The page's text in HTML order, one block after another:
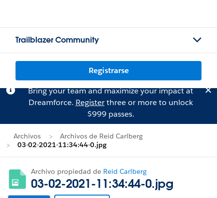
Trailblazer Community
Registrarse
Bring your team and maximize your impact at
Dreamforce. Registerthree or more to unlock
$999 passes.
Archivos
Archivos de Reid Carlberg
03-02-2021-11:34:44-0.jpg
Archivo propiedad de Reid Carlberg
03-02-2021-11:34:44-0.jpg